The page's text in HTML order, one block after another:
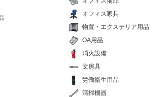
オフィス家具
物置・エクステリア用品
OA用品
消火設備
文房具
労働衛生用品
清掃機器